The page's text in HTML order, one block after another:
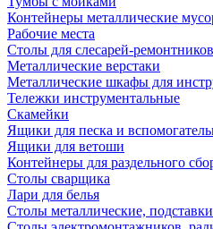
Контейнеры металлические
Рабочие места
Столы для слесарей-
Металлические верстаки
Металлические шкафы для
Тележки инструментальные
Скамейки
Ящики для песка и
Ящики для ветоши
Контейнеры для раздельного
Столы сварщика
Лари для белья
Столы металлические,